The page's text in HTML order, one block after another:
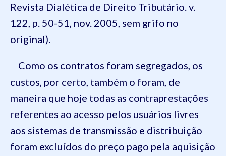
Revista Dialética de Direito Tributário. v.
122, p. 50-51, nov. 2005, sem grifo no
original).
Como os contratos foram segregados, os
custos, por certo, também o foram, de
maneira que hoje todas as contraprestações
referentes ao acesso pelos usuários livres
aos sistemas de transmissão e distribuição
foram excluídos do preço pago pela aquisição